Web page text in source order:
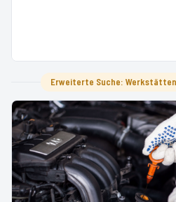
Erweiterte Suche: